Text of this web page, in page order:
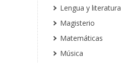
Lengua y literatura
Magisterio
Matemáticas
Música